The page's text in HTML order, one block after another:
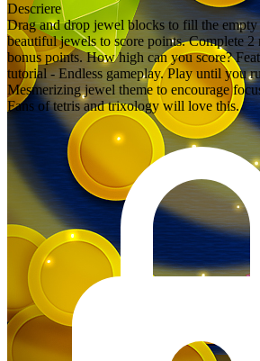
Descriere
Drag and drop jewel blocks to fill the
beautiful jewels to score points. Complete 2
bonus points. How high can you score?
tutorial - Endless gameplay. Play until you
Mesmerizing jewel theme to encourage
Fans of tetris and trixology will love this.